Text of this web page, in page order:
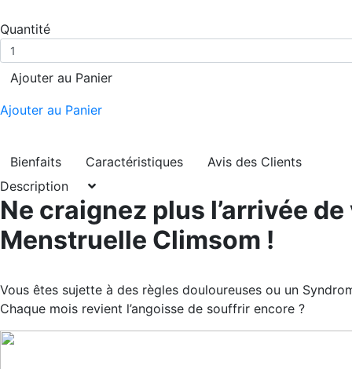
Quantité
Ajouter au Panier
Ajouter au Panier
Bienfaits Caractéristiques
Avis des Clients
Description
Ne craignez plus l’arrivée
Menstruelle Climsom !
Vous êtes sujette à des règles douloureuses ou un
Chaque mois revient l’angoisse de souffrir encore ?